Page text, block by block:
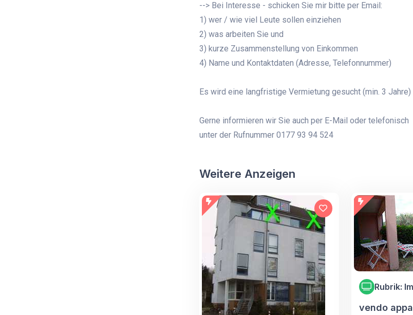
--> Bei Interesse - schicken Sie mir bitte per Email:
1) wer / wie viel Leute sollen einziehen
2) was arbeiten Sie und
3) kurze Zusammenstellung von Einkommen
4) Name und Kontaktdaten (Adresse, Telefonnummer)
Es wird eine langfristige Vermietung gesucht (min. 3 Jahre)
Gerne informieren wir Sie auch per E-Mail oder telefonisch
unter der Rufnummer 0177 93 94 524
Weitere Anzeigen
Rubrik:
vendo